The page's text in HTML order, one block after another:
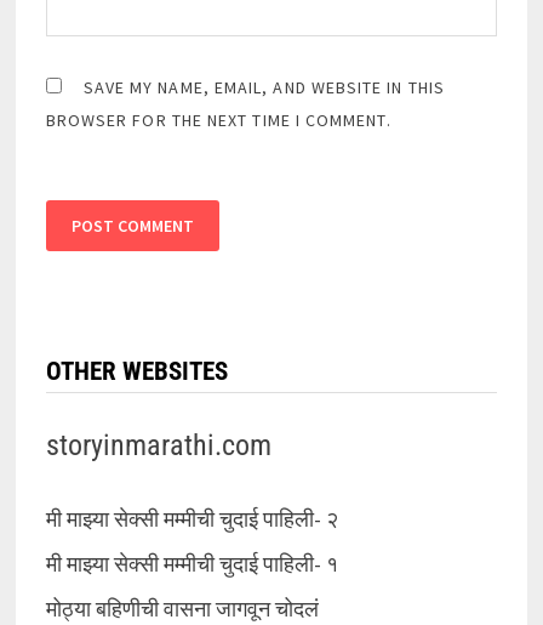
SAVE MY NAME, EMAIL, AND WEBSITE IN THIS
BROWSER FOR THE NEXT TIME I COMMENT.
OTHER WEBSITES
storyinmarathi.com
मी माझ्या सेक्सी मम्मीची चुदाई पाहिली- २
मी माझ्या सेक्सी मम्मीची चुदाई पाहिली- १
मोठ्या बहिणीची वासना जागवून चोदलं